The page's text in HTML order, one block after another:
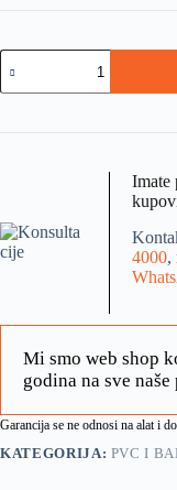
Imate
4000,
Mi smo web shop
godina na sve
Garancija se ne odnosi na alat i
KATEGORIJA: PVC I